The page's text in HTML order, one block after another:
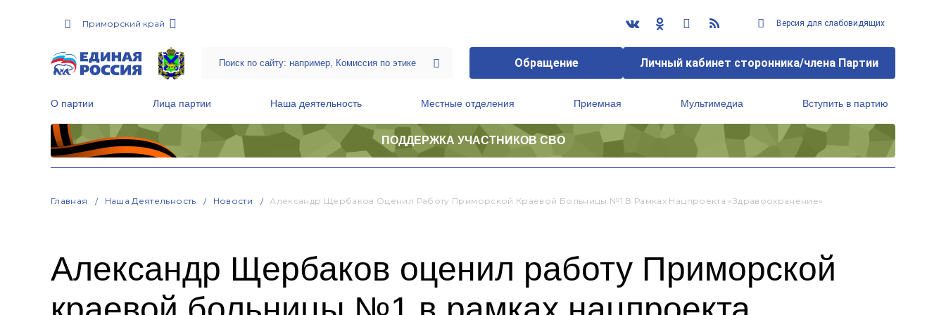
Приморский край Версия для слабовидящих
Обращение Личный кабинет сторонника/члена Партии
О партии Лица партии Наша деятельность Местные отделения Приемная Мультимедиа Вступить в партию
ПОДДЕРЖКА УЧАСТНИКОВ СВО
Главная Наша Деятельность Новости Александр Щербаков Оценил Работу Приморской Краевой Больницы №1 В Рамках Нацпроекта «Здравоохранение»
Александр Щербаков оценил работу Приморской